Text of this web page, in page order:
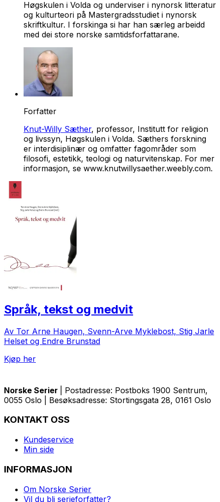
Høgskulen i Volda og underviser i nynorsk litteratur
og kulturteori på Mastergradsstudiet i nynorsk
skriftkultur. I forskinga si har han særleg arbeidd
med dei store norske samtidsforfattarane.
Forfatter
Knut-Willy Sæther, professor, Institutt for religion
og livssyn, Høgskulen i Volda. Sæthers forskning
er interdisiplinær og omfatter fagområder som
filosofi, estetikk, teologi og naturvitenskap. For mer
informasjon, se www.knutwillysaether.weebly.com.
Språk, tekst og medvit
Av Tor Arne Haugen, Svenn-Arve Myklebost, Stig Jarle
Helset og Endre Brunstad
Kjøp her
Norske Serier
| Postadresse: Postboks 1900 Sentrum,
0055 Oslo | Besøksadresse: Stortingsgata 28, 0161 Oslo
KONTAKT OSS
Kundeservice
Min side
INFORMASJON
Om Norske Serier
Vil du bli serieforfatter?